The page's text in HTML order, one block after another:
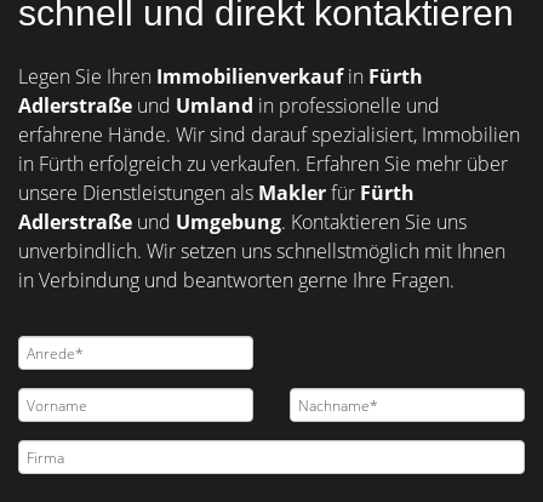
schnell und direkt kontaktieren
Legen Sie Ihren Immobilienverkaufin Fürth
Adlerstraße und Umland in professionelle und
erfahrene Hände. Wir sind darauf spezialisiert, Immobilien
in Fürth erfolgreich zu verkaufen. Erfahren Sie mehr über
unsere Dienstleistungen als Maklerfür Fürth
Adlerstraße und Umgebung. Kontaktieren Sie uns
unverbindlich. Wir setzen uns schnellstmöglich mit Ihnen
in Verbindung und beantworten gerne Ihre Fragen.